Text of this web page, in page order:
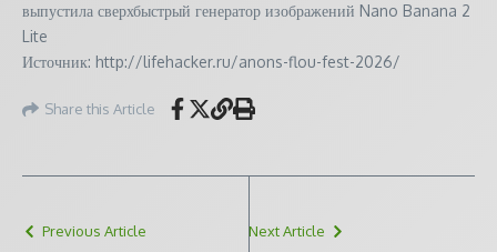
выпустила сверхбыстрый генератор изображений Nano Banana 2
Lite
Источник: http://lifehacker.ru/anons-flou-fest-2026/
Share this Article
Previous Article Next Article